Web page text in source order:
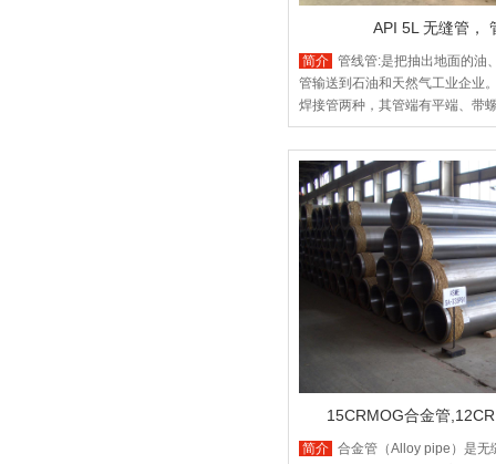
API 5L 无缝管，
简介 管线管:是把抽出地面的油
管输送到石油和天然气工业企业
焊接管两种，其管端有平端、带
接方式为端头焊接、接箍连接、
用途：用于石油、天然气工业中
API SPEC 5L-2011（管线管规
会编制并发布的，在世界各地通
L245、L290、L360、L415、
X46、X56、X65、X70、X80、
15CRMOG合金管
管,A335P11合
简介 合金管（Alloy pipe）是无